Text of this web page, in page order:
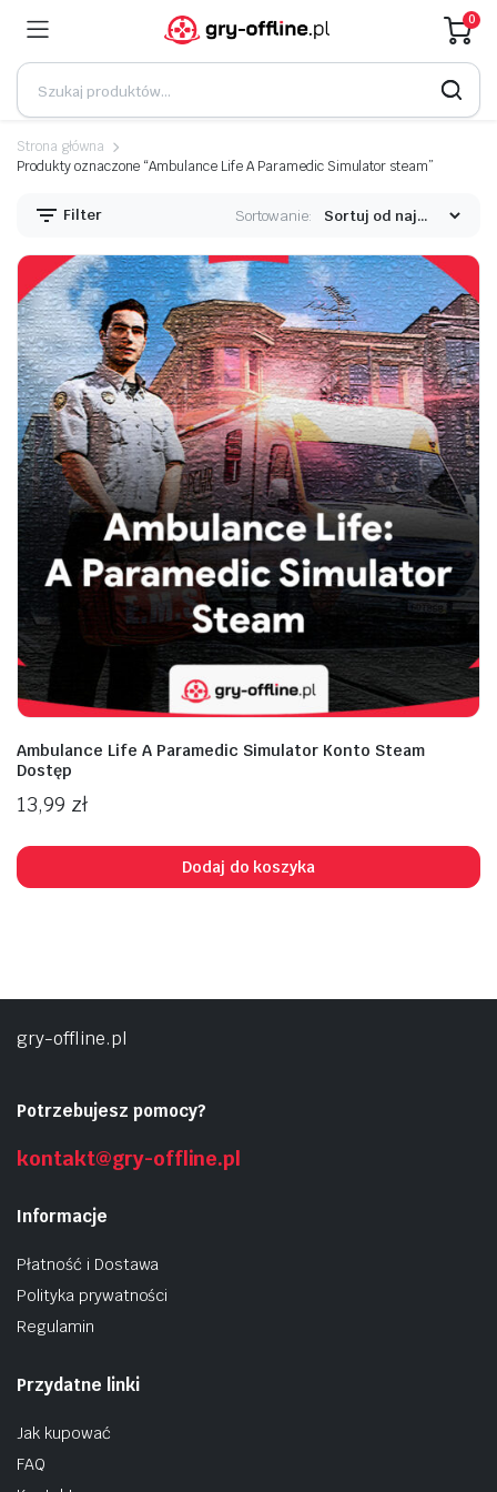
0
Strona główna
Produkty oznaczone “Ambulance Life A Paramedic Simulator steam”
Filter Sortowanie:
Ambulance Life A Paramedic Simulator Konto Steam
Dostęp
13,99 zł
Dodaj do koszyka
gry-offline.pl
Potrzebujesz pomocy?
kontakt@gry-offline.pl
Informacje
Płatność i Dostawa
Polityka prywatności
Regulamin
Przydatne linki
Jak kupować
FAQ